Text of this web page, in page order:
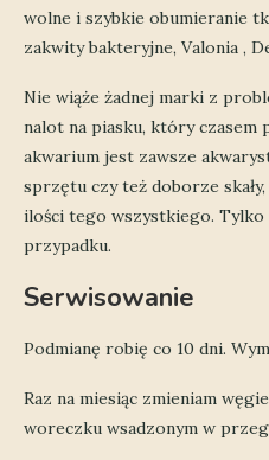
wolne i szybkie obumieranie
zakwity bakteryjne, Valonia ,
Nie wiąże żadnej marki z
nalot na piasku, który czasem
akwarium jest zawsze
sprzętu czy też doborze
ilości tego wszystkiego. Tylko
przypadku.
Serwisowanie
Podmianę robię co 10 dni.
Raz na miesiąc zmieniam
woreczku wsadzonym w